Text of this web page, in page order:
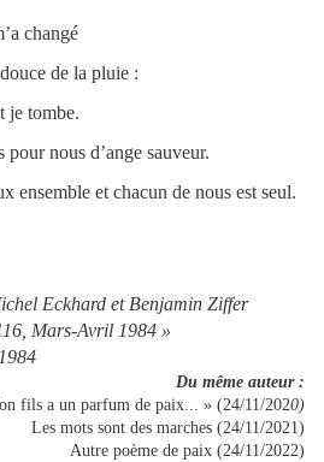
changé
de la pluie :
je tombe.
nous d’ange sauveur.
ensemble et chacun de nous est seul.
Eckhard et Benjamin Ziffer
Mars-Avril 1984 »
Du même auteur :
fils a un parfum de paix... » (24/11/2020)
Les mots sont des marches (24/11/2021)
Autre poème de paix (24/11/2022)